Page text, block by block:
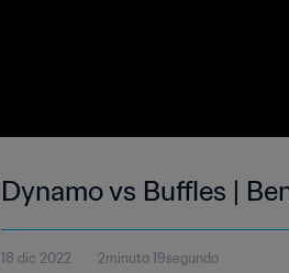
Dynamo vs Buffles |
18 dic 2022 2minuto 19segundo